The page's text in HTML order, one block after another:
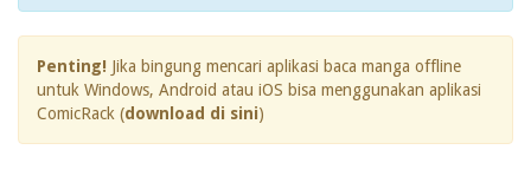
Penting! Jika bingung mencari aplikasi baca manga offline
untuk Windows, Android atau iOS bisa menggunakan aplikasi
ComicRack (download di sini)